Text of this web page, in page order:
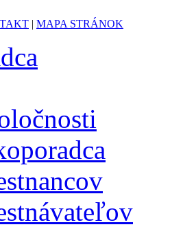
| MAPA STRÁNOK